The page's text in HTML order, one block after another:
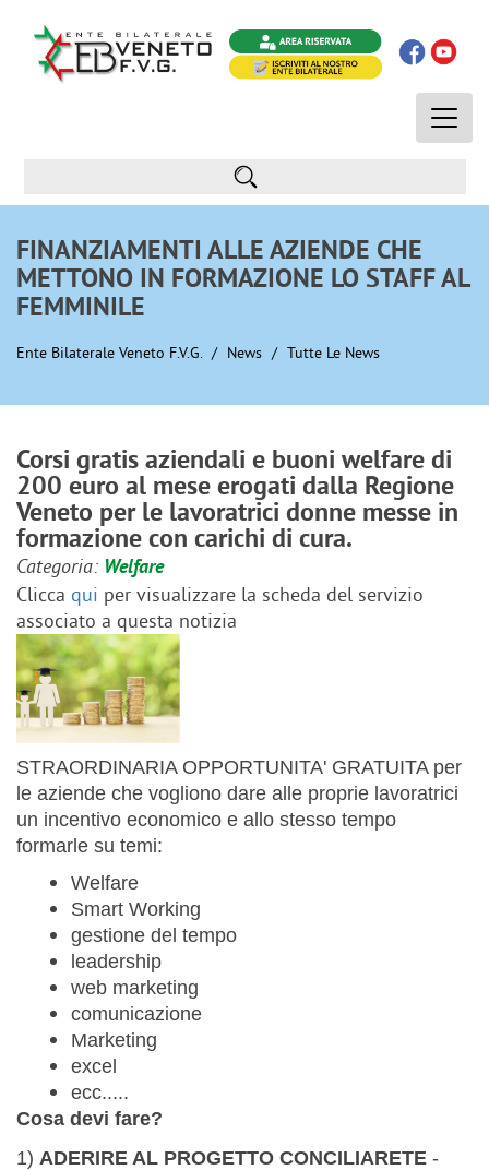
Toggle
FINANZIAMENTI ALLE AZIENDE CHE
METTONO IN FORMAZIONE LO STAFF AL
FEMMINILE
Ente Bilaterale Veneto F.V.G. News Tutte Le News
Corsi gratis aziendali e buoni welfare di
200 euro al mese erogati dalla Regione
Veneto per le lavoratrici donne messe in
formazione con carichi di cura.
Categoria: Welfare
Clicca qui per visualizzare la scheda del servizio
associato a questa notizia
STRAORDINARIA OPPORTUNITA' GRATUITA per
le aziende che vogliono dare alle proprie lavoratrici
un incentivo economico e allo stesso tempo
formarle su temi:
Welfare
Smart Working
gestione del tempo
leadership
web marketing
comunicazione
Marketing
excel
ecc.....
Cosa devi fare?
1) ADERIRE AL PROGETTO CONCILIARETE -